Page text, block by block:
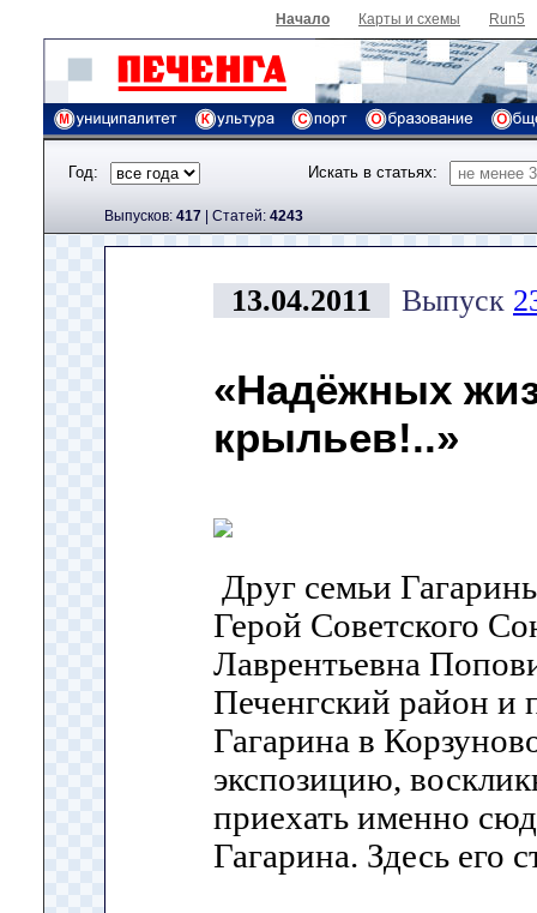
Начало Карты и схемы Run5
Год: Искать в статьях:
Выпусков: 417 | Cтатей: 4243
13.04.2011 Выпуск
«Надёжных
крыльев!..»
Друг семьи
Герой Советского
Лаврентьевна
Печенгский район и
Гагарина в
экспозицию,
приехать именно
Гагарина. Здесь его